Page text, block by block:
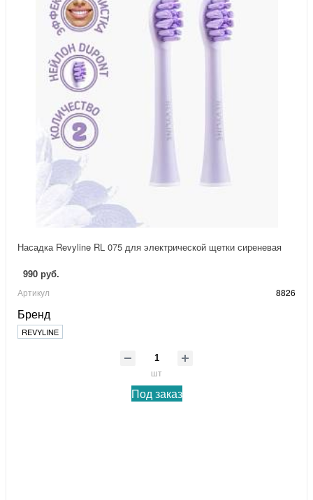
Насадка Revyline RL 075 для электрической щетки сиреневая
990 руб.
Артикул 8826
Бренд
REVYLINE
шт
Под заказ